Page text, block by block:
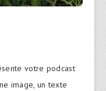
votre podcast
image, un texte